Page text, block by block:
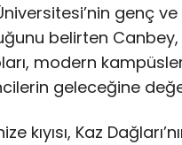
genç
belirten
modern
geleceğine
kıyısı, Kaz